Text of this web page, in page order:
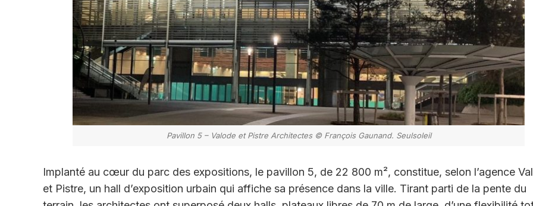
Pavillon 5 – Valode et Pistre Architectes © François Gaunand. Seulsoleil
Implanté au cœur du parc des expositions, le pavillon 5, de 22 800 m², constitue, selon l’agence
et Pistre, un hall d’exposition urbain qui affiche sa présence dans la ville. Tirant parti de la pente du